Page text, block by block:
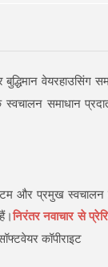
वेयरहाउसिंग
समाधान
और प्रमुख
निरंतर नवाचार से
कॉपीराइट